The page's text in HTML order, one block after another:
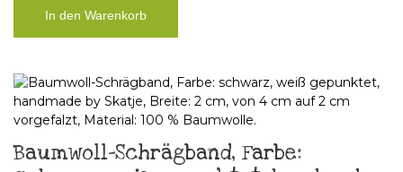
In den Warenkorb
Baumwoll-Schrägband, Farbe: